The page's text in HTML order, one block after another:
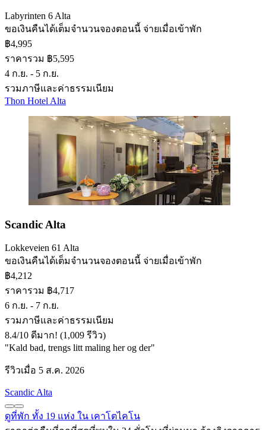
Labyrinten 6 Alta
ขอเงินคืนได้เต็มจำนวนจองตอนนี้ จ่ายเมื่อเข้าพัก
฿4,995
ราคารวม ฿5,595
4 ก.ย. - 5 ก.ย.
รวมภาษีและค่าธรรมเนียม
Thon Hotel Alta
Scandic Alta
Lokkeveien 61 Alta
ขอเงินคืนได้เต็มจำนวนจองตอนนี้ จ่ายเมื่อเข้าพัก
฿4,212
ราคารวม ฿4,717
6 ก.ย. - 7 ก.ย.
รวมภาษีและค่าธรรมเนียม
8.4/10 ดีมาก! (1,009 รีวิว)
"Kald bad, trengs litt maling her og der"
รีวิวเมื่อ 5 ส.ค. 2026
Scandic Alta
ดูที่พัก ทั้ง 19 แห่ง ใน เคาโตไคโน